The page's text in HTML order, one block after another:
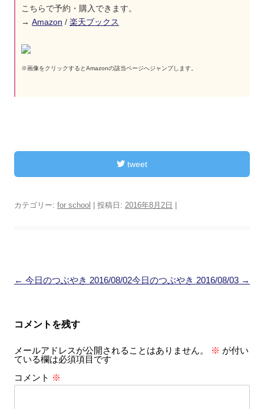
こちらで予約・購入できます。
→ Amazon / 楽天ブックス
※画像をクリックするとAmazonの該当ページへジャンプします。
tweet
カテゴリー: for school | 投稿日: 2016年8月2日
投
ゲ
シ
← 今日のつぶやき 2016/08/02今日のつぶやき 2016/08/03 →
コメントを残す
メールアドレスが公開されることはありません。 ※ が付い
ている欄は必須項目です
コメント ※